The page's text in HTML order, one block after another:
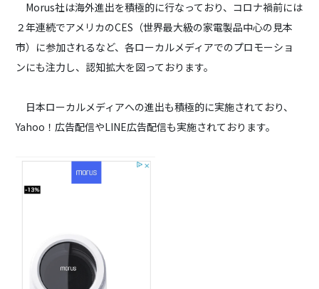
Morus社は海外進出を積極的に行なっており、コロナ禍前には
２年連続でアメリカのCES（世界最大級の家電製品中心の見本
市）に参加されるなど、各ローカルメディアでのプロモーショ
ンにも注力し、認知拡大を図っております。
日本ローカルメディアへの進出も積極的に実施されており、
Yahoo！広告配信やLINE広告配信も実施されております。